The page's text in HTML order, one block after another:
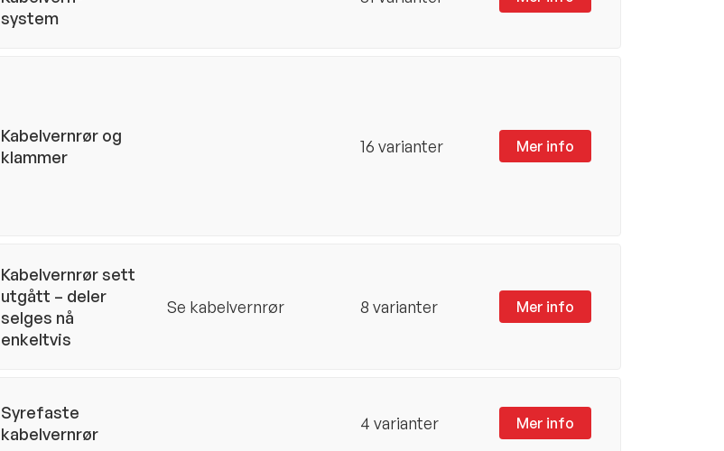
system
Kabelvernrør og
klammer
16 varianter Mer info
Kabelvernrør sett
utgått – deler
selges nå
enkeltvis
Se kabelvernrør 8 varianter Mer info
Syrefaste
kabelvernrør
4 varianter Mer info